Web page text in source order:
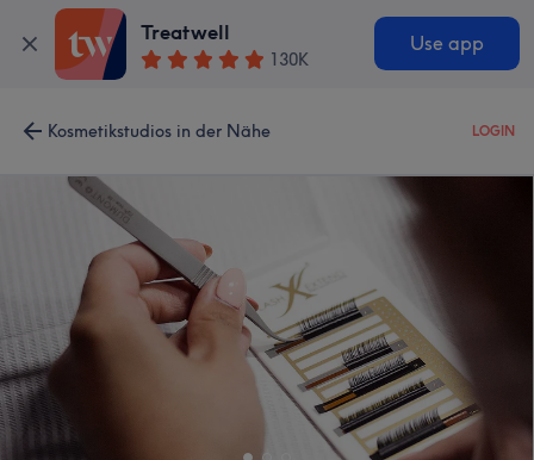
Treatwell
130K
Use app
Kosmetikstudios in der Nähe LOGIN